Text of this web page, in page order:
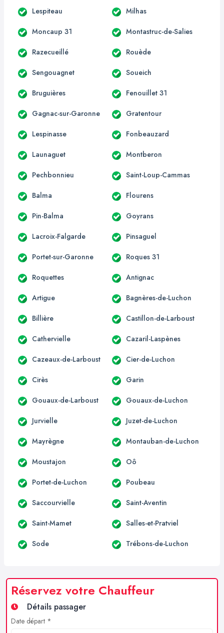
Lespiteau Milhas
Moncaup 31 Montastruc-de-Salies
Razecueillé Rouède
Sengouagnet Soueich
Bruguières Fenouillet 31
Gagnac-sur-Garonne Gratentour
Lespinasse Fonbeauzard
Launaguet Montberon
Pechbonnieu Saint-Loup-Cammas
Balma Flourens
Pin-Balma Goyrans
Lacroix-Falgarde Pinsaguel
Portet-sur-Garonne Roques 31
Roquettes Antignac
Artigue Bagnères-de-Luchon
Billière Castillon-de-Larboust
Cathervielle Cazaril-Laspènes
Cazeaux-de-Larboust Cier-de-Luchon
Cirès Garin
Gouaux-de-Larboust Gouaux-de-Luchon
Jurvielle Juzet-de-Luchon
Mayrègne Montauban-de-Luchon
Moustajon Oô
Portet-de-Luchon Poubeau
Saccourvielle Saint-Aventin
Saint-Mamet Salles-et-Pratviel
Sode Trébons-de-Luchon
Réservez votre Chauffeur
Détails passager
Date départ *